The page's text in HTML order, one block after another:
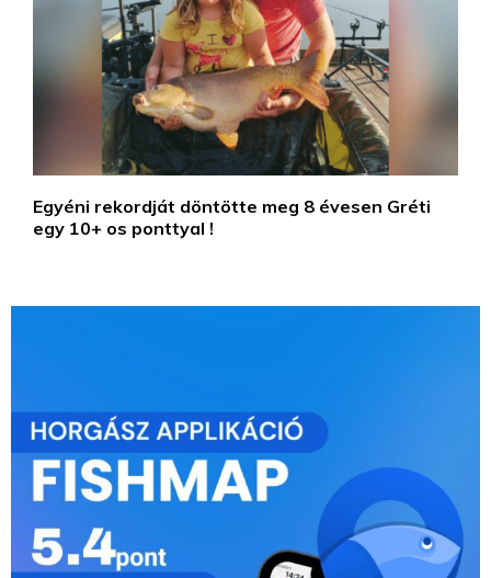
Egyéni rekordját döntötte meg 8 évesen Gréti
egy 10+ os ponttyal !